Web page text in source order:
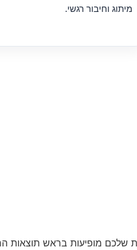
מיתוג וחיבור רגשי.
שלכם מופיעות בראש תוצאות